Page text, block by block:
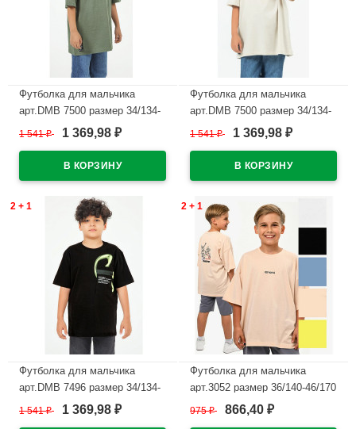
Футболка для мальчика
арт.DMB 7500 размер 34/134-
44/164 цвет хаки
1 541₽ 1 369,98 ₽
Футболка для мальчика
арт.DMB 7500 размер 34/134-
44/164 цвет бежевый
1 541₽ 1 369,98 ₽
2 + 1
Футболка для мальчика
арт.DMB 7496 размер 34/134-
44/164 цвет черный
1 541₽ 1 369,98 ₽
2 + 1
Футболка для мальчика
арт.3052 размер 36/140-46/170
цвет бежевый
975₽ 866,40 ₽